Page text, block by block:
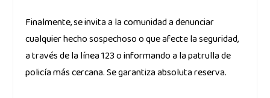
Finalmente, se invita a la comunidad a denunciar
cualquier hecho sospechoso o que afecte la seguridad,
a través de la línea 123 o informando a la patrulla de
policía más cercana. Se garantiza absoluta reserva.